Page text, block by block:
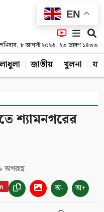
EN
শনিবার, ৮ আগস্ট ২০২৬, ২৩ শ্রাবণ ১৪৩৩
জাতীয় খুলনা
শ্যামনগরের
অ- অ+